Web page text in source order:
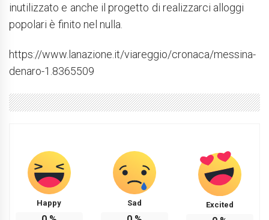
inutilizzato e anche il progetto di realizzarci alloggi
popolari è finito nel nulla.
https://www.lanazione.it/viareggio/cronaca/messina-
denaro-1.8365509
Happy Sad Excited